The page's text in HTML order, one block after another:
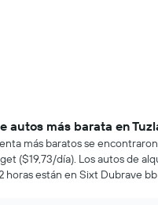
autos más barata en
más baratos se
($19,73/día). Los autos de
horas están en Sixt Dubrave